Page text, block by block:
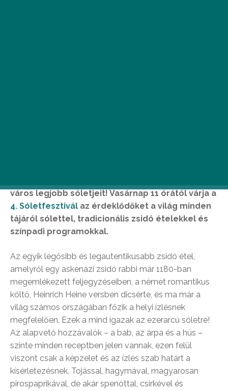
város legjobb sóletjeit! Vasárnap 11 órától várja a
4. Sóletfesztivál az érdeklődőket a világ minden
tájáról sólettel, tradicionális zsidó ételekkel és
színpadi programokkal.
Az egyik legősibb és legautentikusabb zsidó étel,
amelyről egy askenázi zsidó rabbi már 1180-ban
megemlékezett feljegyzéseiben, a német romantikus
költő, Heinrich Heine versben dicsérte, és ma már a
világ számos országában főzik a helyi ízlésnek
megfelelően. Ezek a mind igazak az ezerarcú sóletre!
Az alapvető hozzávalók – a bab, az árpa és a hús –
szinte minden receptben jelen vannak, ezen felül
viszont csak a képzelet és az ízlés szab határt a
kísérletezésnek. Tojással, hagymával, magyarosan
pirospaprikával, de akár spenóttal, csirkével és